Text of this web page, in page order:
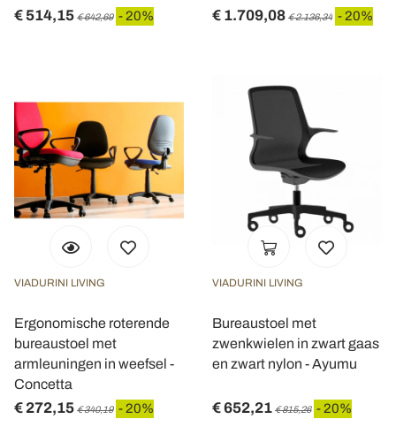
€ 514,15 € 642,69 - 20% € 1.709,08 € 2.136,34 - 20%
VIADURINI LIVING
Ergonomische roterende
bureaustoel met
armleuningen in weefsel -
Concetta
€ 272,15 € 340,19 - 20%
VIADURINI LIVING
Bureaustoel met
zwenkwielen in zwart gaas
en zwart nylon - Ayumu
€ 652,21 € 815,26 - 20%